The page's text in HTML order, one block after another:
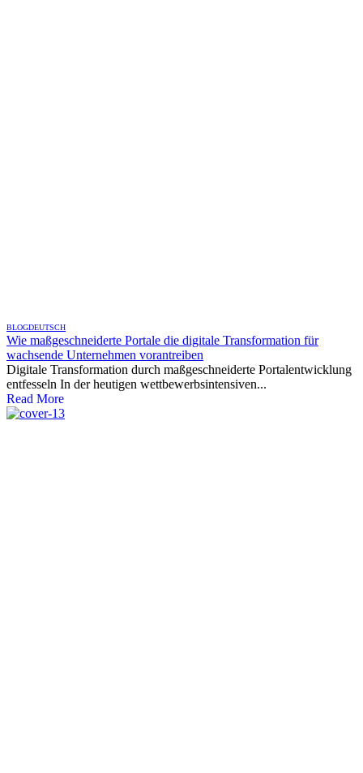
BLOGDEUTSCH
Wie maßgeschneiderte Portale die digitale Transformation für
wachsende Unternehmen vorantreiben
Digitale Transformation durch maßgeschneiderte Portalentwicklung
entfesseln In der heutigen wettbewerbsintensiven...
Read More